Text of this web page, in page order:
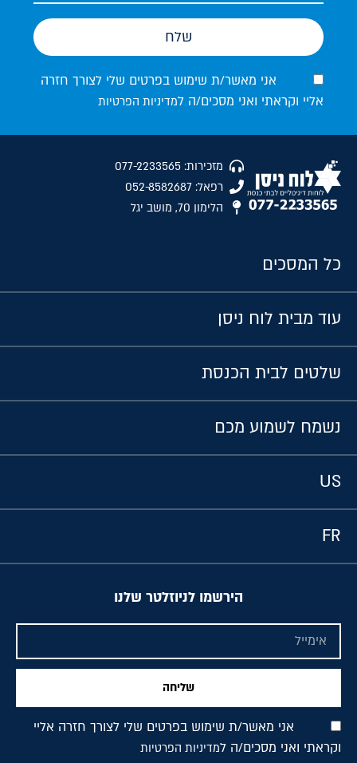
אני מאשר/ת שימוש בפרטים שלי לצורך חזרה
אליי וקראתי ואני מסכים/ה למדיניות הפרטיות
שלח
מזכירות: 077-2233565
רפאל: 052-8582687
הלימון 70, מושב יגל
כל המסכים
עוד מבית לוח ניסן
שלטים לבית הכנסת
נשמח לשמוע מכם
US
FR
הירשמו לניוזלטר שלנו
אני מאשר/ת שימוש בפרטים שלי לצורך חזרה אליי
וקראתי ואני מסכים/ה למדיניות הפרטיות
שליחה